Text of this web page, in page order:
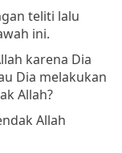
teliti lalu
ini.
karena Dia
Dia melakukan
Allah?
Allah